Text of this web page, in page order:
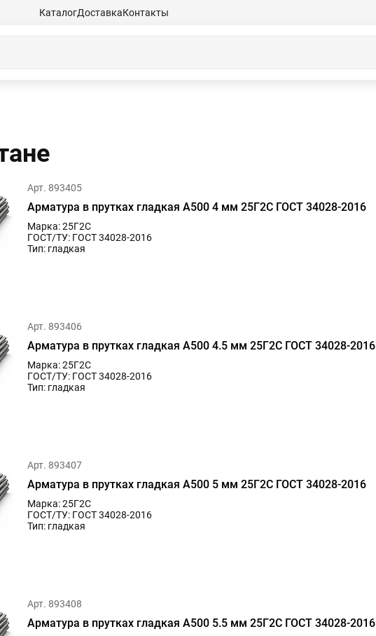
КаталогДоставкаКонтакты
Арт. 893405
Арматура в прутках гладкая А500 4 мм 25Г2С ГОСТ 34028-2016
Марка: 25Г2С
ГОСТ/ТУ: ГОСТ 34028-2016
Тип: гладкая
Арт. 893406
Арматура в прутках гладкая А500 4.5 мм 25Г2С ГОСТ 34028-2016
Марка: 25Г2С
ГОСТ/ТУ: ГОСТ 34028-2016
Тип: гладкая
Арт. 893407
Арматура в прутках гладкая А500 5 мм 25Г2С ГОСТ 34028-2016
Марка: 25Г2С
ГОСТ/ТУ: ГОСТ 34028-2016
Тип: гладкая
Арт. 893408
Арматура в прутках гладкая А500 5.5 мм 25Г2С ГОСТ 34028-2016